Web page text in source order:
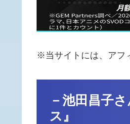
※当サイトには、アフ
－池田昌子
ス』